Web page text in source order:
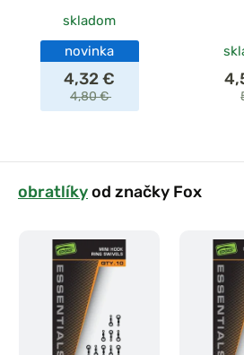
skladom
novinka
4,32 €
4,80 €
obratlíkyod značky Fox